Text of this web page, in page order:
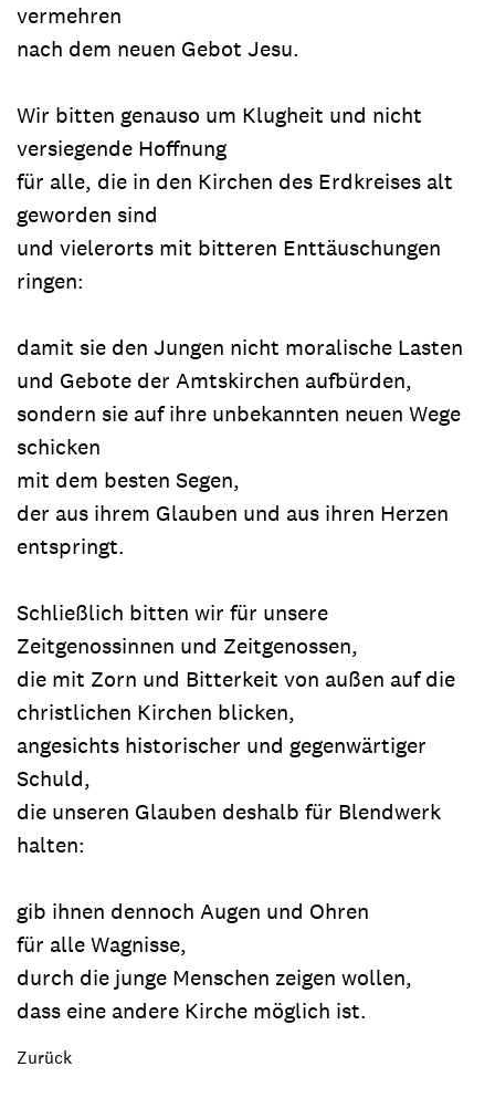
vermehren
nach dem neuen Gebot Jesu.
Wir bitten genauso um Klugheit und nicht
versiegende Hoffnung
für alle, die in den Kirchen des Erdkreises alt
geworden sind
und vielerorts mit bitteren Enttäuschungen
ringen:
damit sie den Jungen nicht moralische Lasten
und Gebote der Amtskirchen aufbürden,
sondern sie auf ihre unbekannten neuen Wege
schicken
mit dem besten Segen,
der aus ihrem Glauben und aus ihren Herzen
entspringt.
Schließlich bitten wir für unsere
Zeitgenossinnen und Zeitgenossen,
die mit Zorn und Bitterkeit von außen auf die
christlichen Kirchen blicken,
angesichts historischer und gegenwärtiger
Schuld,
die unseren Glauben deshalb für Blendwerk
halten:
gib ihnen dennoch Augen und Ohren
für alle Wagnisse,
durch die junge Menschen zeigen wollen,
dass eine andere Kirche möglich ist.
Zurück